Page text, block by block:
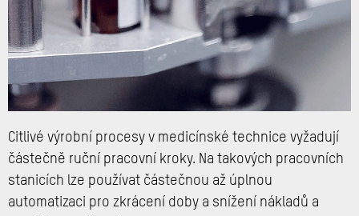
Citlivé výrobní procesy v medicínské technice vyžadují
částečně ruční pracovní kroky. Na takových pracovních
stanicích lze používat částečnou až úplnou
automatizaci pro zkrácení doby a snížení nákladů a